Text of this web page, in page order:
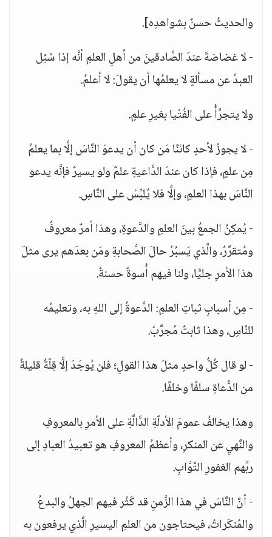
والحديثُ حسنٌ بشواهدِه].
- لا غضاضةَ عندَ الصَّادقينَ من أهلِ العلمِ أنَّه إذا سُئِل
العبدُ عن مسألةٍ لا يعلمُها أن يقولَ: لا أعلمُ.
ولا يتجرَّأُ على الفُتْيا بغيرِ علمٍ.
- لا يجوزُ لأحدٍ كائنًا مَن كان أن يدعوَ النَّاسَ إلَّا بما يعلمُ
مِن علمٍ، فإذا كان عندَ الدَّاعيةِ علمٌ ولو يسيرٌ فإنَّه يدعو
النَّاسَ بهذا العلمِ، وإلَّا فلا يُلبِّسْ على النَّاسِ.
- يُمكِنُ الجمعُ بينَ العلمِ والدَّعوةِ، وهذا أمرٌ معروفٌ
ومُتقرِّرٌ، والَّذي يَسبُرُ حالَ الصَّحابةِ ومَن بعدَهم يرى مثلَ
هذا الأمرِ جليًّا، ولنا فيهم أُسوةٌ حسنةٌ.
- مِن أسبابِ ثباتِ العلمِ: الدَّعوةُ إلى اللهِ به، وتعليمُه
للنَّاسِ، وهذا ثابتٌ مُجرَّبٌ.
- لو قال كُلُّ واحدٍ مثلَ هذا القولِ؛ فلن يُوجَدَ إلَّا قِلّةٌ قليلةٌ
من الدُّعاةِ سلفًا وخلفًا.
وهذا يخالفُ عمومَ الأدلّةِ الدَّالَّةِ على الأمرِ بالمعروفِ
والنَّهيِ عن المنكرِ، وأعظمُ المعروفِ هو تعبيدُ العبادِ إلى
ربِّهم الغفورِ التَّوَّابِ.
- أنَّ النَّاسَ في هذا الزَّمنِ قد كَثُر فيهم الجهلُ والبدعُ
والمُنكَراتُ، فيحتاجون من العلمِ اليسيرِ الَّذي يرفعون به